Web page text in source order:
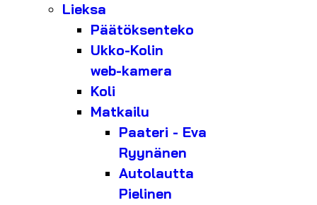
Lieksa
Päätöksenteko
Ukko-Kolin
web-kamera
Koli
Matkailu
Paateri - Eva
Ryynänen
Autolautta
Pielinen